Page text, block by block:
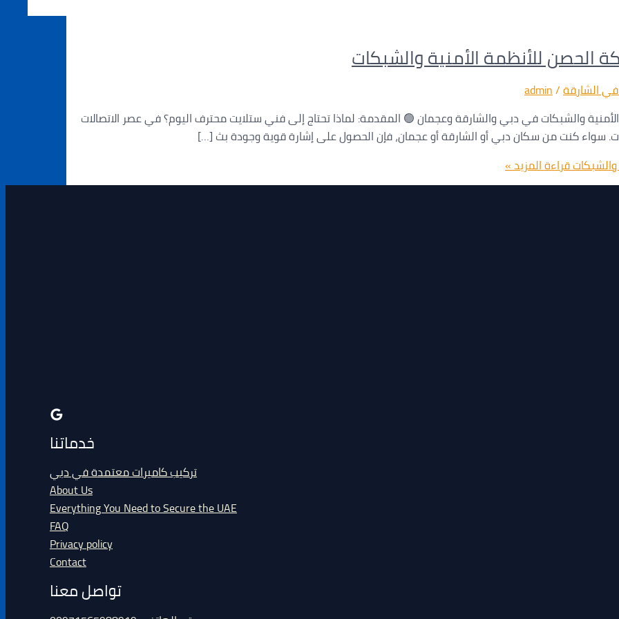
الشارقة/
admin
شركة الحصن للأنظمة الأمنية والشبكات في دبي والشارقة وعجمان 🟢 المقدمة: لماذا تحتاج إلى فني ستلايت محترف اليوم؟ في عصر الاتصالات
سواء كنت من سكان دبي أو الشارقة أو عجمان، فإن الحصول على إشارة قوية وجودة بث […]
قراءة المزيد »
خدماتنا
تركيب كاميرات معتمدة في دبي
About Us
Everything You Need to Secure the UAE
FAQ
Privacy policy
Contact
تواصل معنا